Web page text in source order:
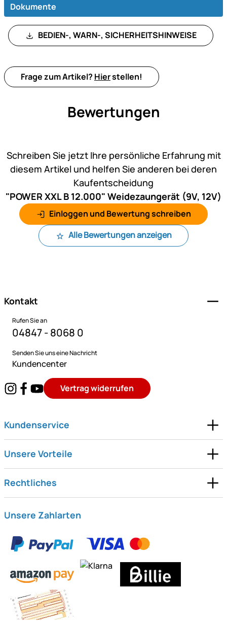
Dokumente
BEDIEN-, WARN-, SICHERHEITSHINWEISE
Frage zum Artikel? Hierstellen!
Bewertungen
Schreiben Sie jetzt Ihre persönliche Erfahrung mit
diesem Artikel und helfen Sie anderen bei deren
Kaufentscheidung
"POWER XXL B 12.000" Weidezaungerät (9V, 12V)
Einloggen und Bewertung schreiben
Alle Bewertungen anzeigen
Kontakt
Rufen Sie an
04847 - 8068 0
Senden Sie uns eine Nachricht
Kundencenter
Vertrag widerrufen
Kundenservice
Unsere Vorteile
Rechtliches
Unsere Zahlarten